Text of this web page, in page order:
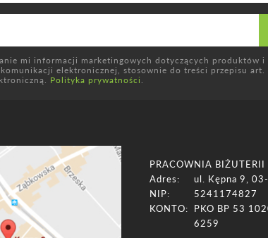
mi informacji marketingowych dotyczących produktów i
elektronicznej, stosownie do treści przepisu
Polityka prywatności .
PRACOWNIA BIŻUTERII
Adres:
ul. Kępna 9,
NIP:
5241174827
KONTO:
PKO BP 53
6259